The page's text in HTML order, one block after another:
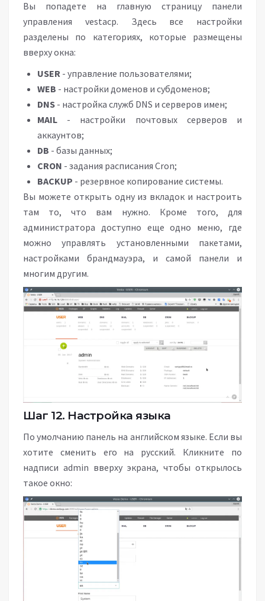
Вы попадете на главную страницу панели
управления vestacp. Здесь все настройки
разделены по категориях, которые размещены
вверху окна:
USER - управление пользователями;
WEB - настройки доменов и субдоменов;
DNS - настройка служб DNS и серверов имен;
MAIL - настройки почтовых серверов и
аккаунтов;
DB - базы данных;
CRON - задания расписания Cron;
BACKUP - резервное копирование системы.
Вы можете открыть одну из вкладок и настроить
там то, что вам нужно. Кроме того, для
администратора доступно еще одно меню, где
можно управлять установленными пакетами,
настройками брандмауэра, и самой панели и
многим другим.
Шаг 12. Настройка языка
По умолчанию панель на английском языке. Если вы
хотите сменить его на русский. Кликните по
надписи admin вверху экрана, чтобы открылось
такое окно: